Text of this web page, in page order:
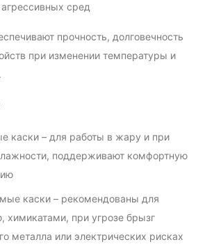
сред
прочность, долговечность
при изменении температуры и
каски – для работы в жару и при
поддерживают комфортную
каски – рекомендованы для
химикатами, при угрозе брызг
металла или электрических рисках